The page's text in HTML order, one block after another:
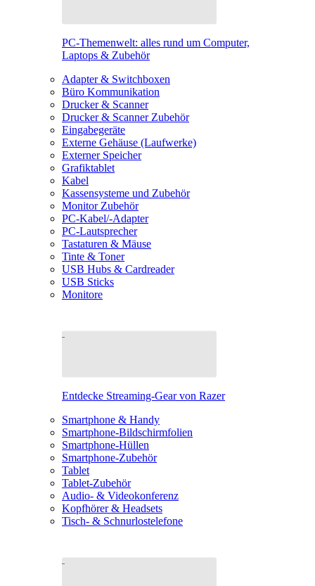
PC-Themenwelt: alles rund um Computer,
Laptops & Zubehör
Adapter & Switchboxen
Büro Kommunikation
Drucker & Scanner
Drucker & Scanner Zubehör
Eingabegeräte
Externe Gehäuse (Laufwerke)
Externer Speicher
Grafiktablet
Kabel
Kassensysteme und Zubehör
Monitor Zubehör
PC-Kabel/-Adapter
PC-Lautsprecher
Tastaturen & Mäuse
Tinte & Toner
USB Hubs & Cardreader
USB Sticks
Monitore
Entdecke Streaming-Gear von Razer
Smartphone & Handy
Smartphone-Bildschirmfolien
Smartphone-Hüllen
Smartphone-Zubehör
Tablet
Tablet-Zubehör
Audio- & Videokonferenz
Kopfhörer & Headsets
Tisch- & Schnurlostelefone